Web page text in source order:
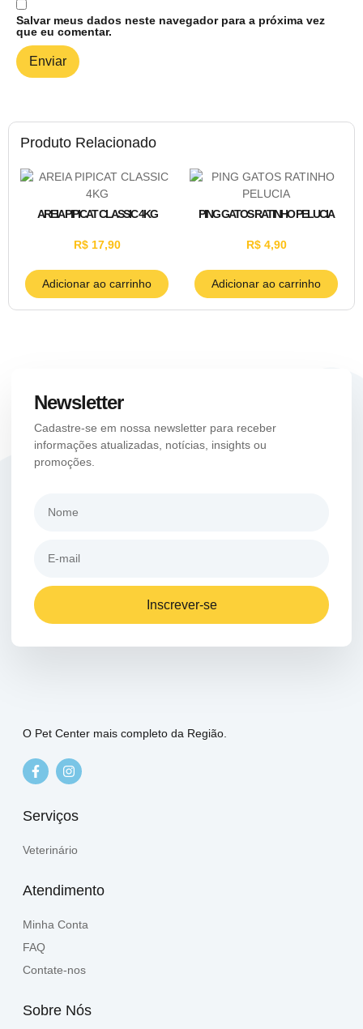
Produto Relacionado
AREIA PIPICAT CLASSIC 4KG
R$17,90
Adicionar ao carrinho
PING GATOS RATINHO PELUCIA
R$4,90
Adicionar ao carrinho
Salvar meus dados neste navegador para a próxima vez
que eu comentar.
Newsletter
Cadastre-se em nossa newsletter para receber
informações atualizadas, notícias, insights ou
promoções.
Inscrever-se
O Pet Center mais completo da Região.
Serviços
Veterinário
Atendimento
Minha Conta
FAQ
Contate-nos
Sobre Nós